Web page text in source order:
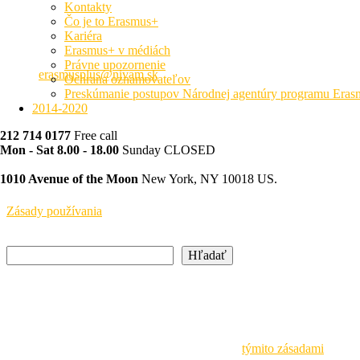
Kontakty
Čo je to Erasmus+
Kariéra
Erasmus+ v médiách
Právne upozornenie
Ochrana oznamovateľov
Preskúmanie postupov Národnej agentúry programu
2014-2020
212 714 0177 Free call
Mon - Sat 8.00 - 18.00 Sunday CLOSED
1010 Avenue of the Moon New York, NY 10018 US.
Národná agentúra ERASMUS+ pre oblasť mládeže a športu
Hálova 6, 851 01 Bratislava
+421 905 932 937
erasmusplus@nivam.sk
neformálne vzdelávanie
Právne upozornenie
uvedené na týchto stránkach.
Zásady používania
Hľadať
týmito zásadami